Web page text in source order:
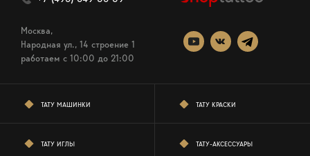
Москва,
Народная ул., 14 строение 1
работаем c 10:00 до 21:00
ТАТУ МАШИНКИ ТАТУ КРАСКИ
ТАТУ ИГЛЫ ТАТУ-АКСЕССУАРЫ